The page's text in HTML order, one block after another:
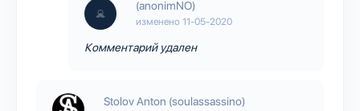
(anonimNO)
изменено 11-05-2020
Комментарий удален
Stolov Anton (soulassassino)